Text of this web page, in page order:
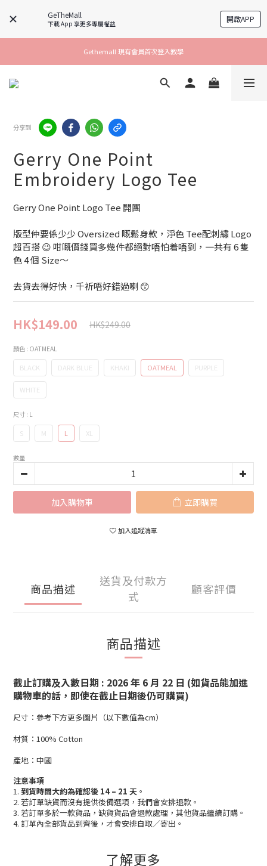
GeTheMall
下載 App 享更多專屬權益 開啟APP
Gethemall 現有會員首次登入教學
分享到
Gerry One Point
Embroidery Logo Tee
Gerry One Point Logo Tee 開團
版型仲要係少少 Oversized 嘅鬆身款，淨色 Tee配刺繡 Logo
超百搭 😉 咁嘅價錢買多幾件都絕對唔怕着唔到，一共有 6 隻
色 4 個 Size～
去貨去得好快，千祈唔好錯過喇 😙
HK$149.00 HK$249.00
顏色 : OATMEAL
BLACK DARK BLUE KHAKI OATMEAL PURPLE
WHITE
尺寸 : L
S M L XL
數量
加入購物車 立即購買
加入追蹤清單
商品描述
送貨及付款方
式
顧客評價
商品描述
截止訂購及入數日期 : 2026 年 6 月 22 日 (如貨品能加進
購物車的話，即使在截止日期後仍可購買)
尺寸：參考下方更多圖片（以下數值為cm）
材質：100% Cotton
產地：中國
注意事項
1. 到貨時間大約為確認後 14 – 21 天 。
2. 若訂單缺貨而沒有提供後備選項，我們會安排退款。
3. 若訂單多於一款貨品，缺貨貨品會退款處理，其他貨品繼續訂購。
4. 訂單內全部貨品到齊後，才會安排自取／寄出。
了解更多